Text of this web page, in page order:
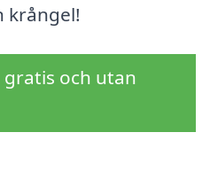
krångel!
gratis och utan